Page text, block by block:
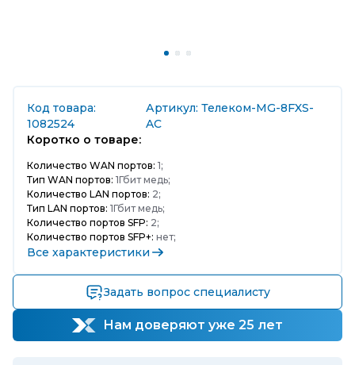
Код товара:
1082524
Артикул: Телеком-MG-8FXS-
AC
Коротко о товаре:
Количество WAN портов: 1;
Тип WAN портов: 1Гбит медь;
Количество LAN портов: 2;
Тип LAN портов: 1Гбит медь;
Количество портов SFP: 2;
Количество портов SFP+: нет;
Все характеристики
Задать вопрос специалисту
Нам доверяют уже 25 лет